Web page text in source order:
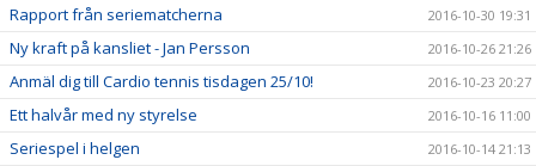
Rapport från seriematcherna 2016-10-30 19:31
Ny kraft på kansliet - Jan Persson 2016-10-26 21:26
Anmäl dig till Cardio tennis tisdagen 25/10! 2016-10-23 20:27
Ett halvår med ny styrelse 2016-10-16 11:00
Seriespel i helgen 2016-10-14 21:13